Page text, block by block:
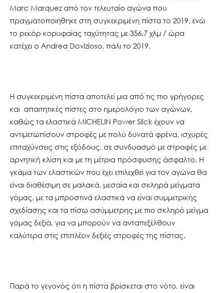
Marc Marquez από τον τελευταίο αγώνα που
πραγματοποιήθηκε στη συγκεκριμένη πίστα το 2019, ενώ
το ρεκόρ κορυφαίας ταχύτητας με 356.7 χλμ / ώρα
κατέχει ο Andrea Dovizioso, πάλι το 2019.
Η συγκεκριμένη πίστα αποτελεί μια από τις πιο γρήγορες
και απαιτητικές πίστες στο ημερολόγιο των αγώνων,
καθώς τα ελαστικά MICHELIN Power Slick έχουν να
αντιμετωπίσουν στροφές με πολύ δυνατά φρένα, ισχυρές
επιταχύνσεις στις εξόδους, σε συνδυασμό με στροφές με
αρνητική κλίση και με τη μέτρια πρόσφυσης άσφαλτο. Η
γκάμα των ελαστικών που έχει επιλεχθεί για τον αγώνα θα
είναι διαθέσιμη σε μαλακά, μεσαία και σκληρά μείγματα
γόμας, με τα μπροστινά ελαστικά να είναι συμμετρικής
σχεδίασης και τα πίσω ασύμμετρης με πιο σκληρό μείγμα
γόμας δεξιά, για να μπορούν να ανταπεξέλθουν
καλύτερα στις επιπλέον δεξιές στροφές της πίστας.
Παρά το γεγονός ότι η πίστα βρίσκεται στο νότο, είναι